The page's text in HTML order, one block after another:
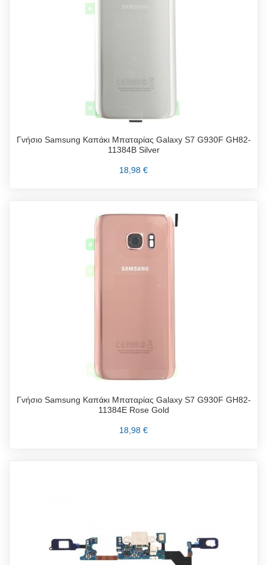
Γνήσιο Samsung Καπάκι Μπαταρίας Galaxy S7 G930F GH82-
11384B Silver
18,98 €
Γνήσιο Samsung Καπάκι Μπαταρίας Galaxy S7 G930F GH82-
11384E Rose Gold
18,98 €